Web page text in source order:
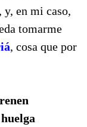
en mi caso,
tomarme
, cosa que por